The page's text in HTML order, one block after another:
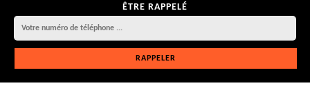
ÊTRE RAPPELÉ